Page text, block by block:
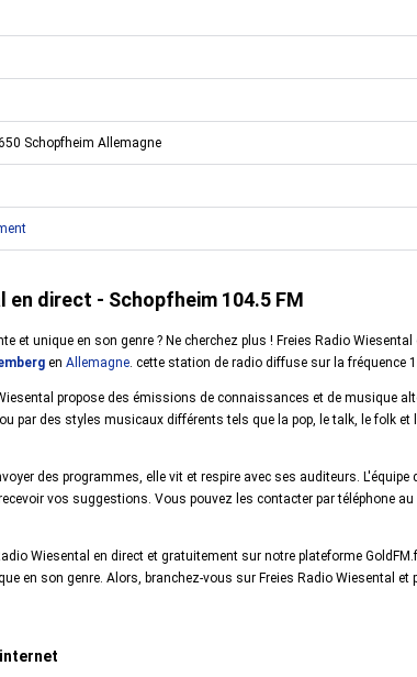
Schopfheim Allemagne
en direct - Schopfheim 104.5 FM
et unique en son genre ? Ne cherchez plus ! Freies Radio
en Allemagne. cette station de radio diffuse sur la fréquence
propose des émissions de connaissances et de musique
par des styles musicaux différents tels que la pop, le talk, le folk et
des programmes, elle vit et respire avec ses auditeurs.
vos suggestions. Vous pouvez les contacter par téléphone
Wiesental en direct et gratuitement sur notre plateforme
en son genre. Alors, branchez-vous sur Freies Radio Wiesental et